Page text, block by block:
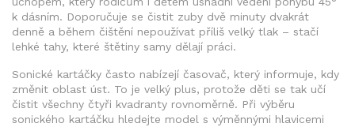
k dásním. Doporučuje se čistit zuby dvě minuty dvakrát
denně a během čištění nepoužívat příliš velký tlak – stačí
lehké tahy, které štětiny samy dělají práci.
Sonické kartáčky často nabízejí časovač, který informuje, kdy
změnit oblast úst. To je velký plus, protože děti se tak učí
čistit všechny čtyři kvadranty rovnoměrně. Při výběru
sonického kartáčku hledejte model s výměnnými hlavicemi